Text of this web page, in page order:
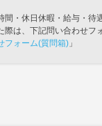
・休日休暇・給与・待
は、下記問い合わせフ
フォーム(質問箱) 」